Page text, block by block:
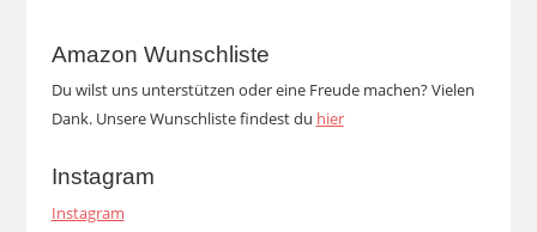
Amazon Wunschliste
Du wilst uns unterstützen oder eine Freude machen? Vielen
Dank. Unsere Wunschliste findest du hier
Instagram
Instagram